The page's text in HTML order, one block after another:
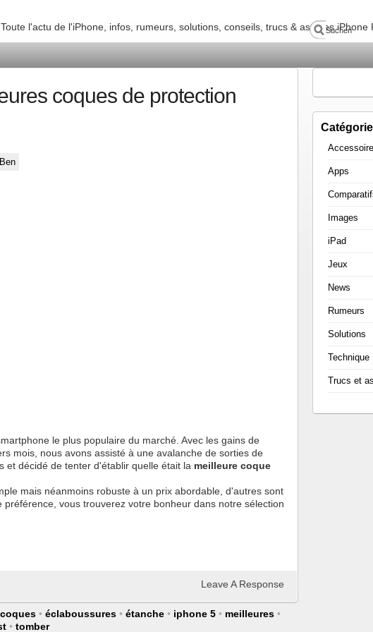
l'actu de l'iPhone, infos, rumeurs, solutions, conseils, trucs & astuces iPhone
coques de protection
le plus populaire du marché. Avec les gains de
mois, nous avons assisté à une avalanche de sorties de
et décidé de tenter d'établir quelle était la meilleure coque
mais néanmoins robuste à un prix abordable, d'autres sont
vous trouverez votre bonheur dans notre sélection
Leave A Response
coques • éclaboussures • étanche • iphone 5 • meilleures •
• tomber
Apps
Images
iPad
Jeux
News
Rumeurs
Solutions
Technique
Trucs et